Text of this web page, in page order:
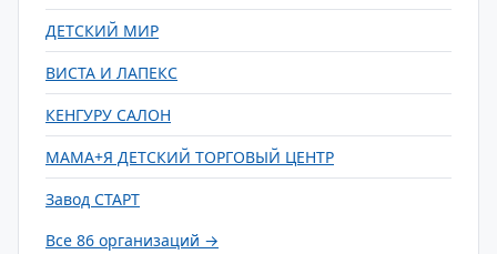
ДЕТСКИЙ МИР
ВИСТА И ЛАПЕКС
КЕНГУРУ САЛОН
МАМА+Я ДЕТСКИЙ ТОРГОВЫЙ ЦЕНТР
Завод СТАРТ
Все 86 организаций →